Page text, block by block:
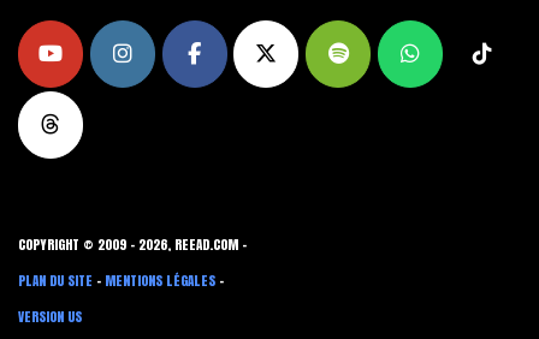
COPYRIGHT © 2009 - 2026, REEAD.COM -
PLAN DU SITE - MENTIONS LÉGALES -
VERSION US